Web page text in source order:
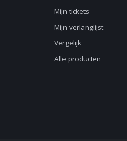
Mijn tickets
Mijn verlanglijst
Vergelijk
Alle producten